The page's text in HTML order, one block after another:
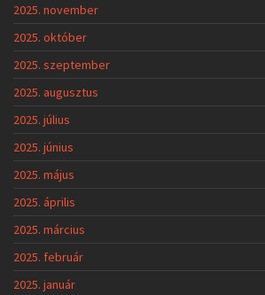
2025. november
2025. október
2025. szeptember
2025. augusztus
2025. július
2025. június
2025. május
2025. április
2025. március
2025. február
2025. január